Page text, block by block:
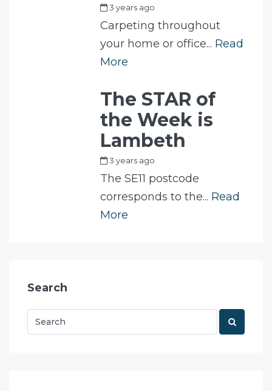
3 years ago
Carpeting throughout
your home or office... Read
More
The STAR of
the Week is
Lambeth
3 years ago
The SE11 postcode
corresponds to the... Read
More
Search